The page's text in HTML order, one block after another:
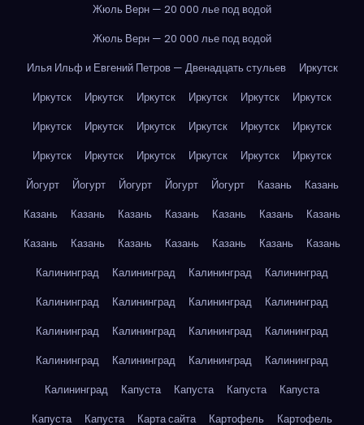
Жюль Верн — 20 000 лье под водой
Жюль Верн — 20 000 лье под водой
Илья Ильф и Евгений Петров — Двенадцать стульев
Иркутск
Иркутск
Иркутск Иркутск Иркутск Иркутск
Иркутск
Иркутск
Иркутск Иркутск Иркутск Иркутск
Иркутск
Иркутск
Иркутск Иркутск Иркутск Иркутск
Иркутск
Йогурт
Йогурт Йогурт Йогурт Йогурт Казань
Казань
Казань
Казань Казань Казань Казань Казань
Казань
Казань
Казань Казань Казань Казань Казань
Казань
Калининград
Калининград Калининград
Калининград
Калининград
Калининград Калининград
Калининград
Калининград
Калининград Калининград
Калининград
Калининград
Калининград Калининград
Калининград
Калининград
Капуста Капуста Капуста
Капуста
Капуста
Капуста Карта сайта Картофель
Картофель